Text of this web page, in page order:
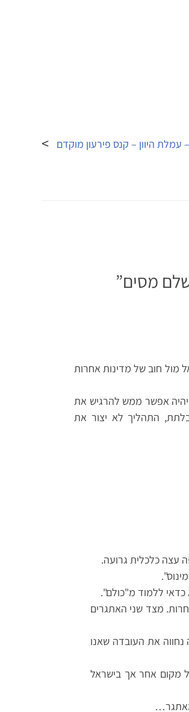
היוון – קנס פירעון מוקדם
מסים”
מול חוב של מדינות אחרות
יהיה אפשר ממש להרגיש את
התהליך לא יצור את
עצה כלכלית גרועה.
ללמוד מ"כולם".
מצד שני האתגרים
את העובדה שאנו
מקום אחר אך בישראל
מאתגר…